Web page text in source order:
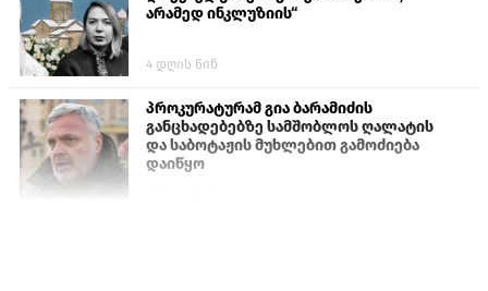
არამედ ინკლუზიის“
4 დღის წინ
პროკურატურამ გია ბარამიძის
განცხადებებზე სამშობლოს ღალატის
და საბოტაჟის მუხლებით გამოძიება
დაიწყო